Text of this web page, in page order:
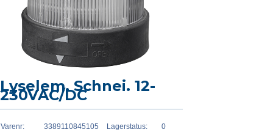
Lyselem. Schnei. 12-
230VAC/DC
Varenr:
3389110845105
Lagerstatus:
0